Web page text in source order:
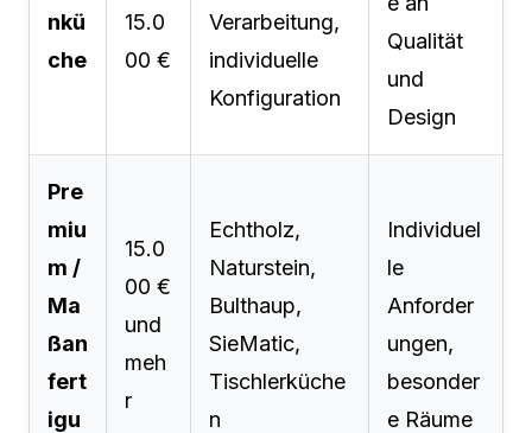
nkü
che
15.0
00 €
Verarbeitung,
individuelle
Konfiguration
Qualität
und
Design
Pre
miu
m /
Ma
ßan
fert
igu
15.0
00 €
und
meh
r
Echtholz,
Naturstein,
Bulthaup,
SieMatic,
Tischlerküche
n
Individuel
le
Anforder
ungen,
besonder
e Räume